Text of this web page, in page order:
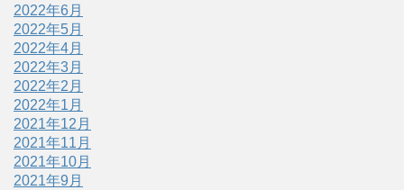
2022年6月
2022年5月
2022年4月
2022年3月
2022年2月
2022年1月
2021年12月
2021年11月
2021年10月
2021年9月